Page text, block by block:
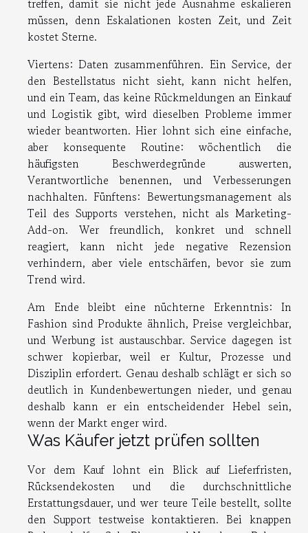
müssen, denn Eskalationen kosten Zeit, und Zeit
kostet Sterne.
Viertens: Daten zusammenführen. Ein Service, der
den Bestellstatus nicht sieht, kann nicht helfen,
und ein Team, das keine Rückmeldungen an Einkauf
und Logistik gibt, wird dieselben Probleme immer
wieder beantworten. Hier lohnt sich eine einfache,
aber konsequente Routine: wöchentlich die
häufigsten Beschwerdegründe auswerten,
Verantwortliche benennen, und Verbesserungen
nachhalten. Fünftens: Bewertungsmanagement als
Teil des Supports verstehen, nicht als Marketing-
Add-on. Wer freundlich, konkret und schnell
reagiert, kann nicht jede negative Rezension
verhindern, aber viele entschärfen, bevor sie zum
Trend wird.
Am Ende bleibt eine nüchterne Erkenntnis: In
Fashion sind Produkte ähnlich, Preise vergleichbar,
und Werbung ist austauschbar. Service dagegen ist
schwer kopierbar, weil er Kultur, Prozesse und
Disziplin erfordert. Genau deshalb schlägt er sich so
deutlich in Kundenbewertungen nieder, und genau
deshalb kann er ein entscheidender Hebel sein,
wenn der Markt enger wird.
Was Käufer jetzt prüfen sollten
Vor dem Kauf lohnt ein Blick auf Lieferfristen,
Rücksendekosten und die durchschnittliche
Erstattungsdauer, und wer teure Teile bestellt, sollte
den Support testweise kontaktieren. Bei knappen